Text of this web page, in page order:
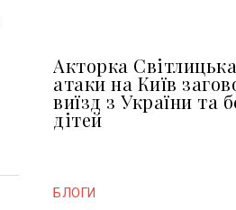
Акторка
атаки на Київ
виїзд з України та
дітей
БЛОГИ